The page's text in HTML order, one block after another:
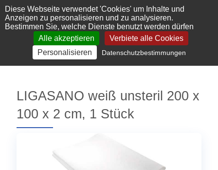
Cookie-Einstellungen
Diese Webseite verwendet 'Cookies' um Inhalte und
Anzeigen zu personalisieren und zu analysieren.
Bestimmen Sie, welche Dienste benutzt werden dürfen
Alle akzeptieren
Verbiete alle Cookies
Personalisieren
Datenschutzbestimmungen
LIGASANO weiß unsteril 200 x
100 x 2 cm, 1 Stück